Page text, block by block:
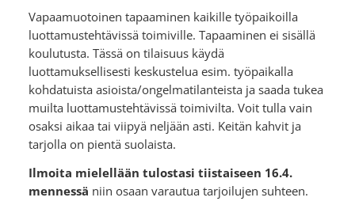
Vapaamuotoinen tapaaminen kaikille työpaikoilla
luottamustehtävissä toimiville. Tapaaminen ei sisällä
koulutusta. Tässä on tilaisuus käydä
luottamuksellisesti keskustelua esim. työpaikalla
kohdatuista asioista/ongelmatilanteista ja saada tukea
muilta luottamustehtävissä toimivilta. Voit tulla vain
osaksi aikaa tai viipyä neljään asti. Keitän kahvit ja
tarjolla on pientä suolaista.
Ilmoita mielellään tulostasi tiistaiseen 16.4.
mennessä niin osaan varautua tarjoilujen suhteen.